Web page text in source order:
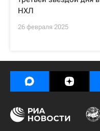
НХЛ
26 февраля 2025